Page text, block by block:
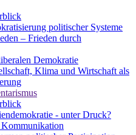
politischer Systeme
– Frieden durch
Demokratie
Klima und Wirtschaft als
- unter Druck?